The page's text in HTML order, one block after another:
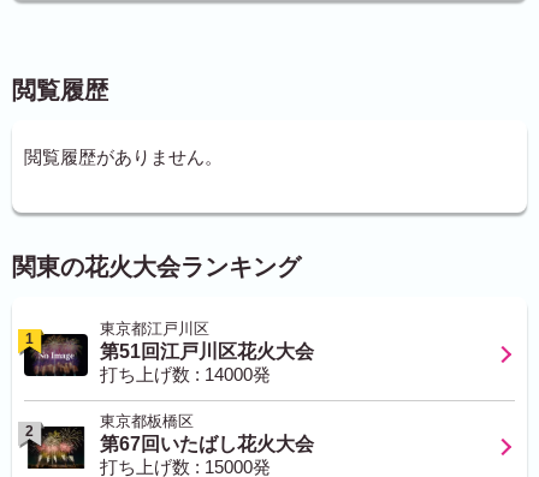
閲覧履歴
閲覧履歴がありません。
関東の花火大会ランキング
1
東京都江戸川区
第51回江戸川区花火大会
打ち上げ数 : 14000発
2
東京都板橋区
第67回いたばし花火大会
打ち上げ数 : 15000発